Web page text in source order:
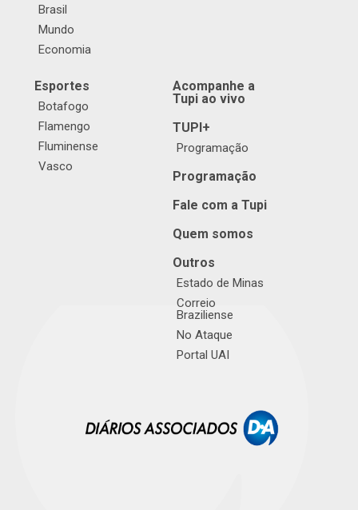
Brasil
Mundo
Economia
Esportes
Botafogo
Flamengo
Fluminense
Vasco
Acompanhe a
Tupi ao vivo
TUPI+
Programação
Programação
Fale com a Tupi
Quem somos
Outros
Estado de Minas
Correio
Braziliense
No Ataque
Portal UAI